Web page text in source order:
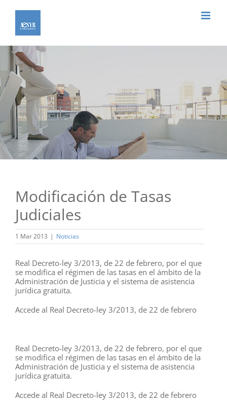
contenido
Modificación de Tasas
Judiciales
1 Mar 2013 | Noticias
Real Decreto-ley 3/2013, de 22 de febrero, por el que
se modifica el régimen de las tasas en el ámbito de la
Administración de Justicia y el sistema de asistencia
jurídica gratuita.
Accede al Real Decreto-ley 3/2013, de 22 de febrero
Real Decreto-ley 3/2013, de 22 de febrero, por el que
se modifica el régimen de las tasas en el ámbito de la
Administración de Justicia y el sistema de asistencia
jurídica gratuita.
Accede al Real Decreto-ley 3/2013, de 22 de febrero